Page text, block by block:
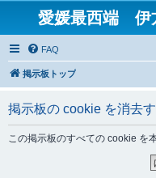
愛媛最西端 伊
FAQ
掲示板トップ
掲示板の cookie を消去
この掲示板のすべての cookie を